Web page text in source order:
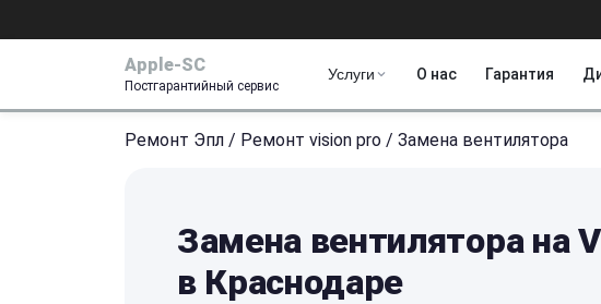
Apple-SC
Постгарантийный сервис
Услуги О нас Гарантия
Ремонт Эпл / Ремонт vision pro / Замена вентилятора
Замена вентилятора на
в Краснодаре